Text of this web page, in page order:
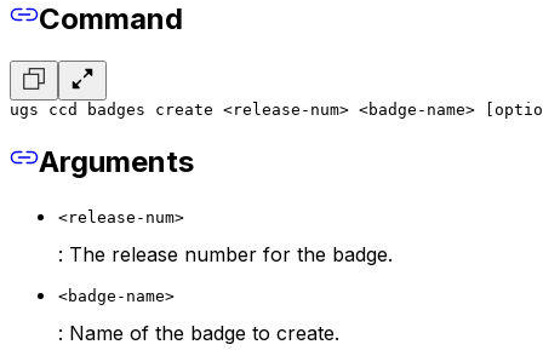
Command
ugs ccd badges create <release-num> <badge-name>
Arguments
<release-num>
: The release number for the badge.
<badge-name>
: Name of the badge to create.